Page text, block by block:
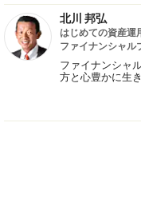
北川 邦弘
はじめての資産運
ファイナンシャル
ファイナンシャ
方と心豊かに生